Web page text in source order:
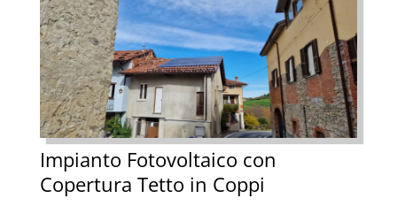
Impianto Fotovoltaico con
Copertura Tetto in Coppi